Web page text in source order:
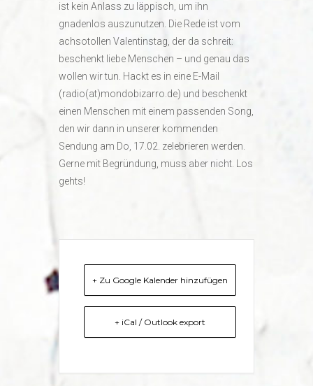
ist kein Anlass zu läppisch, um ihn
gnadenlos auszunutzen. Die Rede ist vom
achsotollen Valentinstag, der da schreit:
beschenkt liebe Menschen – und genau das
wollen wir tun. Hackt es in eine E-Mail
(radio(at)mondobizarro.de) und beschenkt
einen Menschen mit einem passenden Song,
den wir dann in unserer kommenden
Sendung am Do, 17.02. zelebrieren werden.
Gerne mit Begründung, muss aber nicht. Los
gehts!
+ Zu Google Kalender hinzufügen
+ iCal / Outlook export